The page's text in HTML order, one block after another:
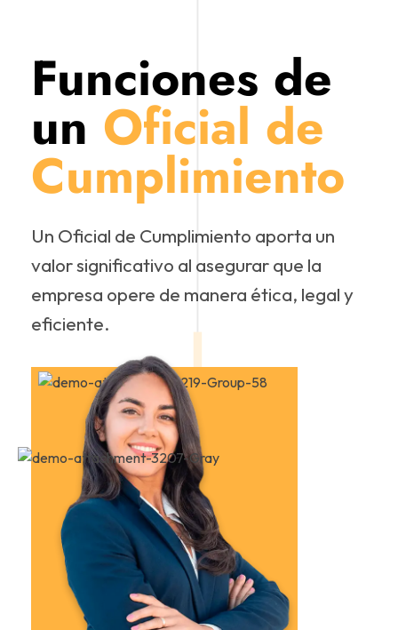
Funciones de
un Oficial de
Cumplimiento
Un Oficial de Cumplimiento aporta un
valor significativo al asegurar que la
empresa opere de manera ética, legal y
eficiente.